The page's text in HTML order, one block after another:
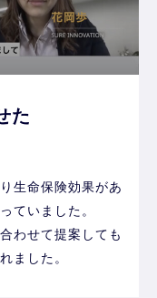
た
生命保険効果があ
ていました。
わせて提案しても
ました。